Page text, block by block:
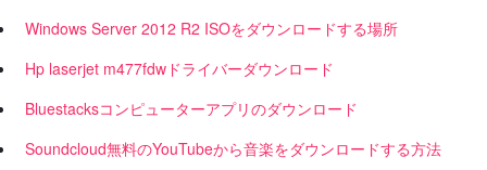
Windows Server 2012 R2 ISOをダウンロードする場所
Hp laserjet m477fdwドライバーダウンロード
Bluestacksコンピューターアプリのダウンロード
Soundcloud無料のYouTubeから音楽をダウンロードする方法